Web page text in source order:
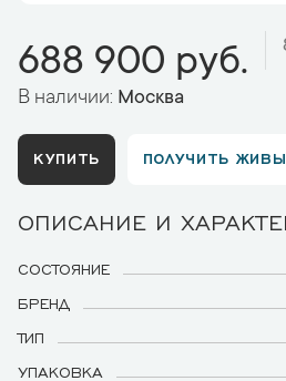
688 900 руб.
В наличии: Москва
КУПИТЬ ПОЛУЧИТЬ
ОПИСАНИЕ И
СОСТОЯНИЕ
БРЕНД
ТИП
УПАКОВКА